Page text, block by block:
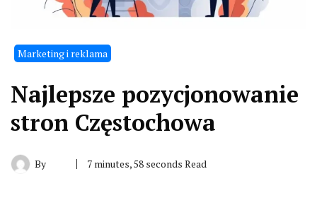
Marketing i reklama
Najlepsze pozycjonowanie
stron Częstochowa
By 7 minutes, 58 seconds Read